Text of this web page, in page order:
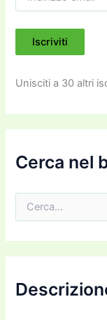
i
i
z
e
m
i
Iscriviti
Unisciti a 30 altri
Cerca nel
c
a